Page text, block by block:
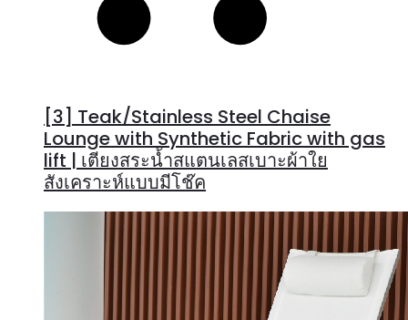
[3] Teak/Stainless Steel Chaise
Lounge with Synthetic Fabric with gas
lift | เตียงสระน้ำสแตนเลสเบาะผ้าใย
สังเคราะห์แบบมีโช๊ค